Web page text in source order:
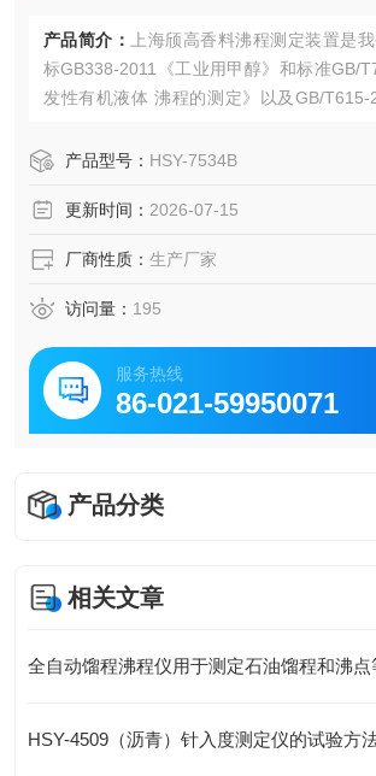
产品简介：
上海颀高香料沸程测定装置是
标GB338-2011《工业用甲醇》和标准GB/
发性有机液体 沸程的测定》以及GB/T615-
来设计制造的。对工业用挥发性有机液体及
便、性价比高的自动沸程试验QI。
产品型号： HSY-7534B
更新时间： 2026-07-15
厂商性质： 生产厂家
访问量： 195
服务热线
86-021-59950071
产品分类
相关文章
全自动馏程沸程仪用于测定石油馏程和沸点
HSY-4509（沥青）针入度测定仪的试验方